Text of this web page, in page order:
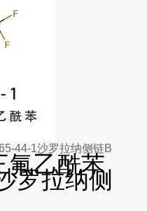
44-1沙罗拉纳侧链B
氟乙酰苯
罗拉纳侧